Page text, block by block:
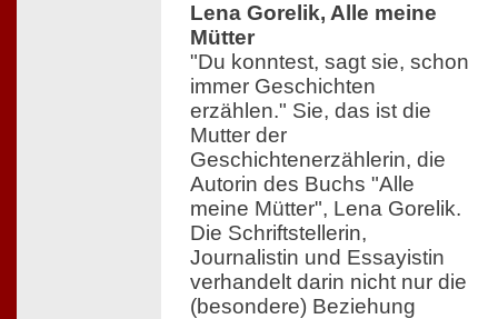
Lena Gorelik, Alle meine
Mütter
"Du konntest, sagt sie, schon
immer Geschichten
erzählen." Sie, das ist die
Mutter der
Geschichtenerzählerin, die
Autorin des Buchs "Alle
meine Mütter", Lena Gorelik.
Die Schriftstellerin,
Journalistin und Essayistin
verhandelt darin nicht nur die
(besondere) Beziehung